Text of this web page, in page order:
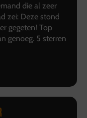
die al zeer
zei: Deze stond
gegeten! Top
genoeg. 5 sterren